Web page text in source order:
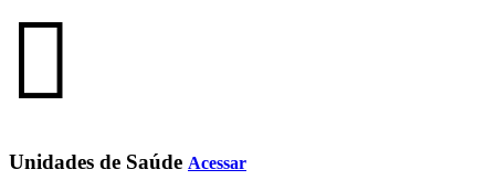
Unidades de Saúde Acessar